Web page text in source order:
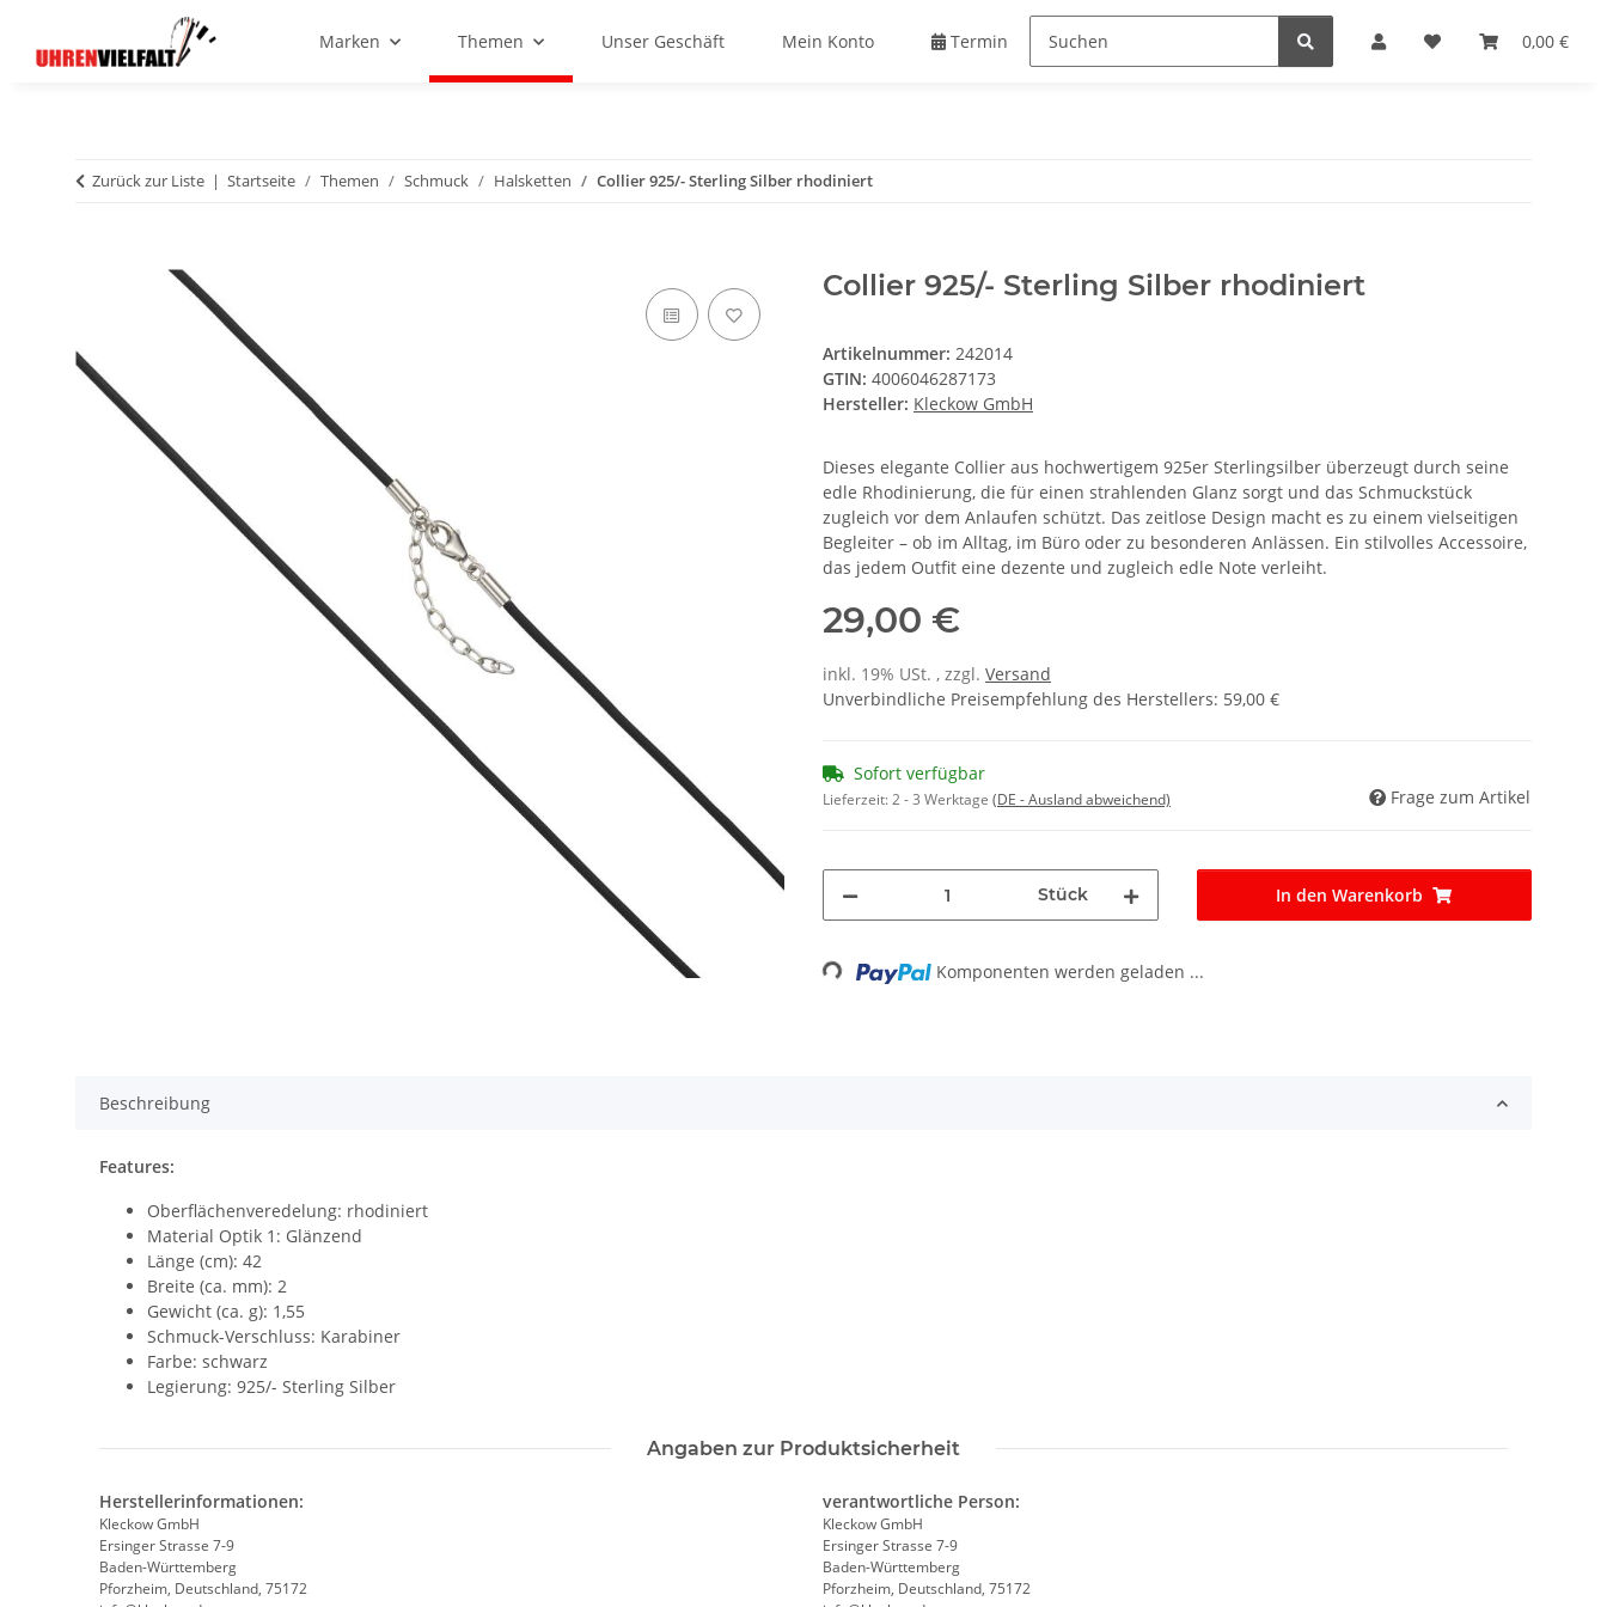
0,00 €
Marken Themen Unser Geschäft Mein Konto Termin buchen
Zurück zur Liste Startseite Themen Schmuck Halsketten Collier 925/- Sterling Silber rhodiniert
Collier 925/- Sterling Silber rhodiniert
Artikelnummer: 242014
GTIN: 4006046287173
Hersteller: Kleckow GmbH
Dieses elegante Collier aus hochwertigem 925er Sterlingsilber überzeugt durch seine
edle Rhodinierung, die für einen strahlenden Glanz sorgt und das Schmuckstück
zugleich vor dem Anlaufen schützt. Das zeitlose Design macht es zu einem vielseitigen
Begleiter – ob im Alltag, im Büro oder zu besonderen Anlässen. Ein stilvolles Accessoire,
das jedem Outfit eine dezente und zugleich edle Note verleiht.
29,00 €
inkl. 19% USt. , zzgl. Versand
Unverbindliche Preisempfehlung des Herstellers: 59,00 €
Sofort verfügbar
Lieferzeit:2 - 3 Werktage (DE - Ausland abweichend) Frage zum Artikel
Stück In den Warenkorb
Loading... Komponenten werden geladen ...
Beschreibung
Features:
Oberflächenveredelung: rhodiniert
Material Optik 1: Glänzend
Länge (cm): 42
Breite (ca. mm): 2
Gewicht (ca. g): 1,55
Schmuck-Verschluss: Karabiner
Farbe: schwarz
Legierung: 925/- Sterling Silber
Angaben zur Produktsicherheit
Herstellerinformationen:
Kleckow GmbH
Ersinger Strasse 7-9
Baden-Württemberg
Pforzheim, Deutschland, 75172
verantwortliche Person:
Kleckow GmbH
Ersinger Strasse 7-9
Baden-Württemberg
Pforzheim, Deutschland, 75172